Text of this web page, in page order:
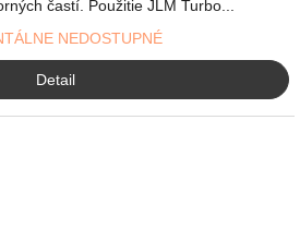
častí. Použitie JLM Turbo...
NEDOSTUPNÉ
Detail